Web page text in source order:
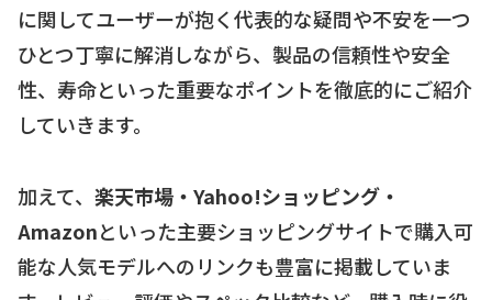
に関してユーザーが抱く代表的な疑問や不安を一つ
ひとつ丁寧に解消しながら、製品の信頼性や安全
性、寿命といった重要なポイントを徹底的にご紹介
していきます。
加えて、 楽天市場・Yahoo!ショッピング・
Amazonといった主要ショッピングサイトで購入可
能な人気モデルへのリンクも豊富に掲載していま